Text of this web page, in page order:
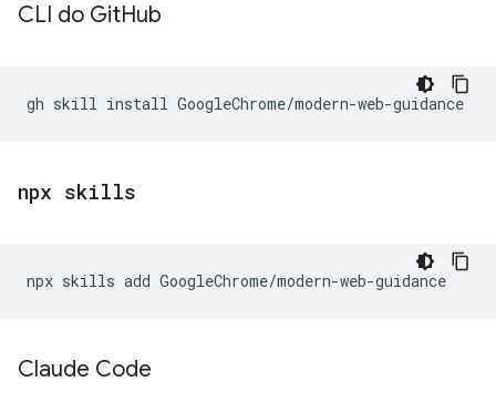
CLI do GitHub
gh skill install
npx skills
npx skills add
Claude Code